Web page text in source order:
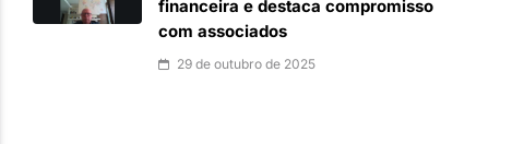
financeira e destaca compromisso
com associados
29 de outubro de 2025